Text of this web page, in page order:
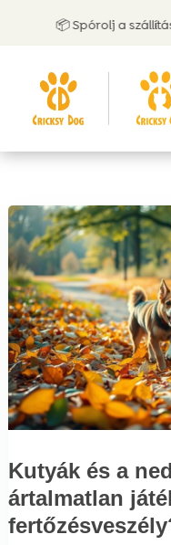
📦 Spórolj a szállításon
Kutyák és a
ártalmatlan